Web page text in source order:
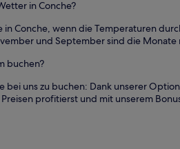
in Conche?
Conche, wenn die Temperaturen
und September sind die Monate
buchen?
bei uns zu buchen: Dank unserer
profitierst und mit unserem